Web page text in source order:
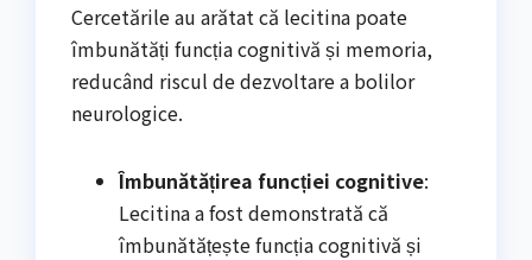
Cercetările au arătat că lecitina poate
îmbunătăți funcția cognitivă și memoria,
reducând riscul de dezvoltare a bolilor
neurologice.
Îmbunătățirea funcției cognitive:
Lecitina a fost demonstrată că
îmbunătățește funcția cognitivă și